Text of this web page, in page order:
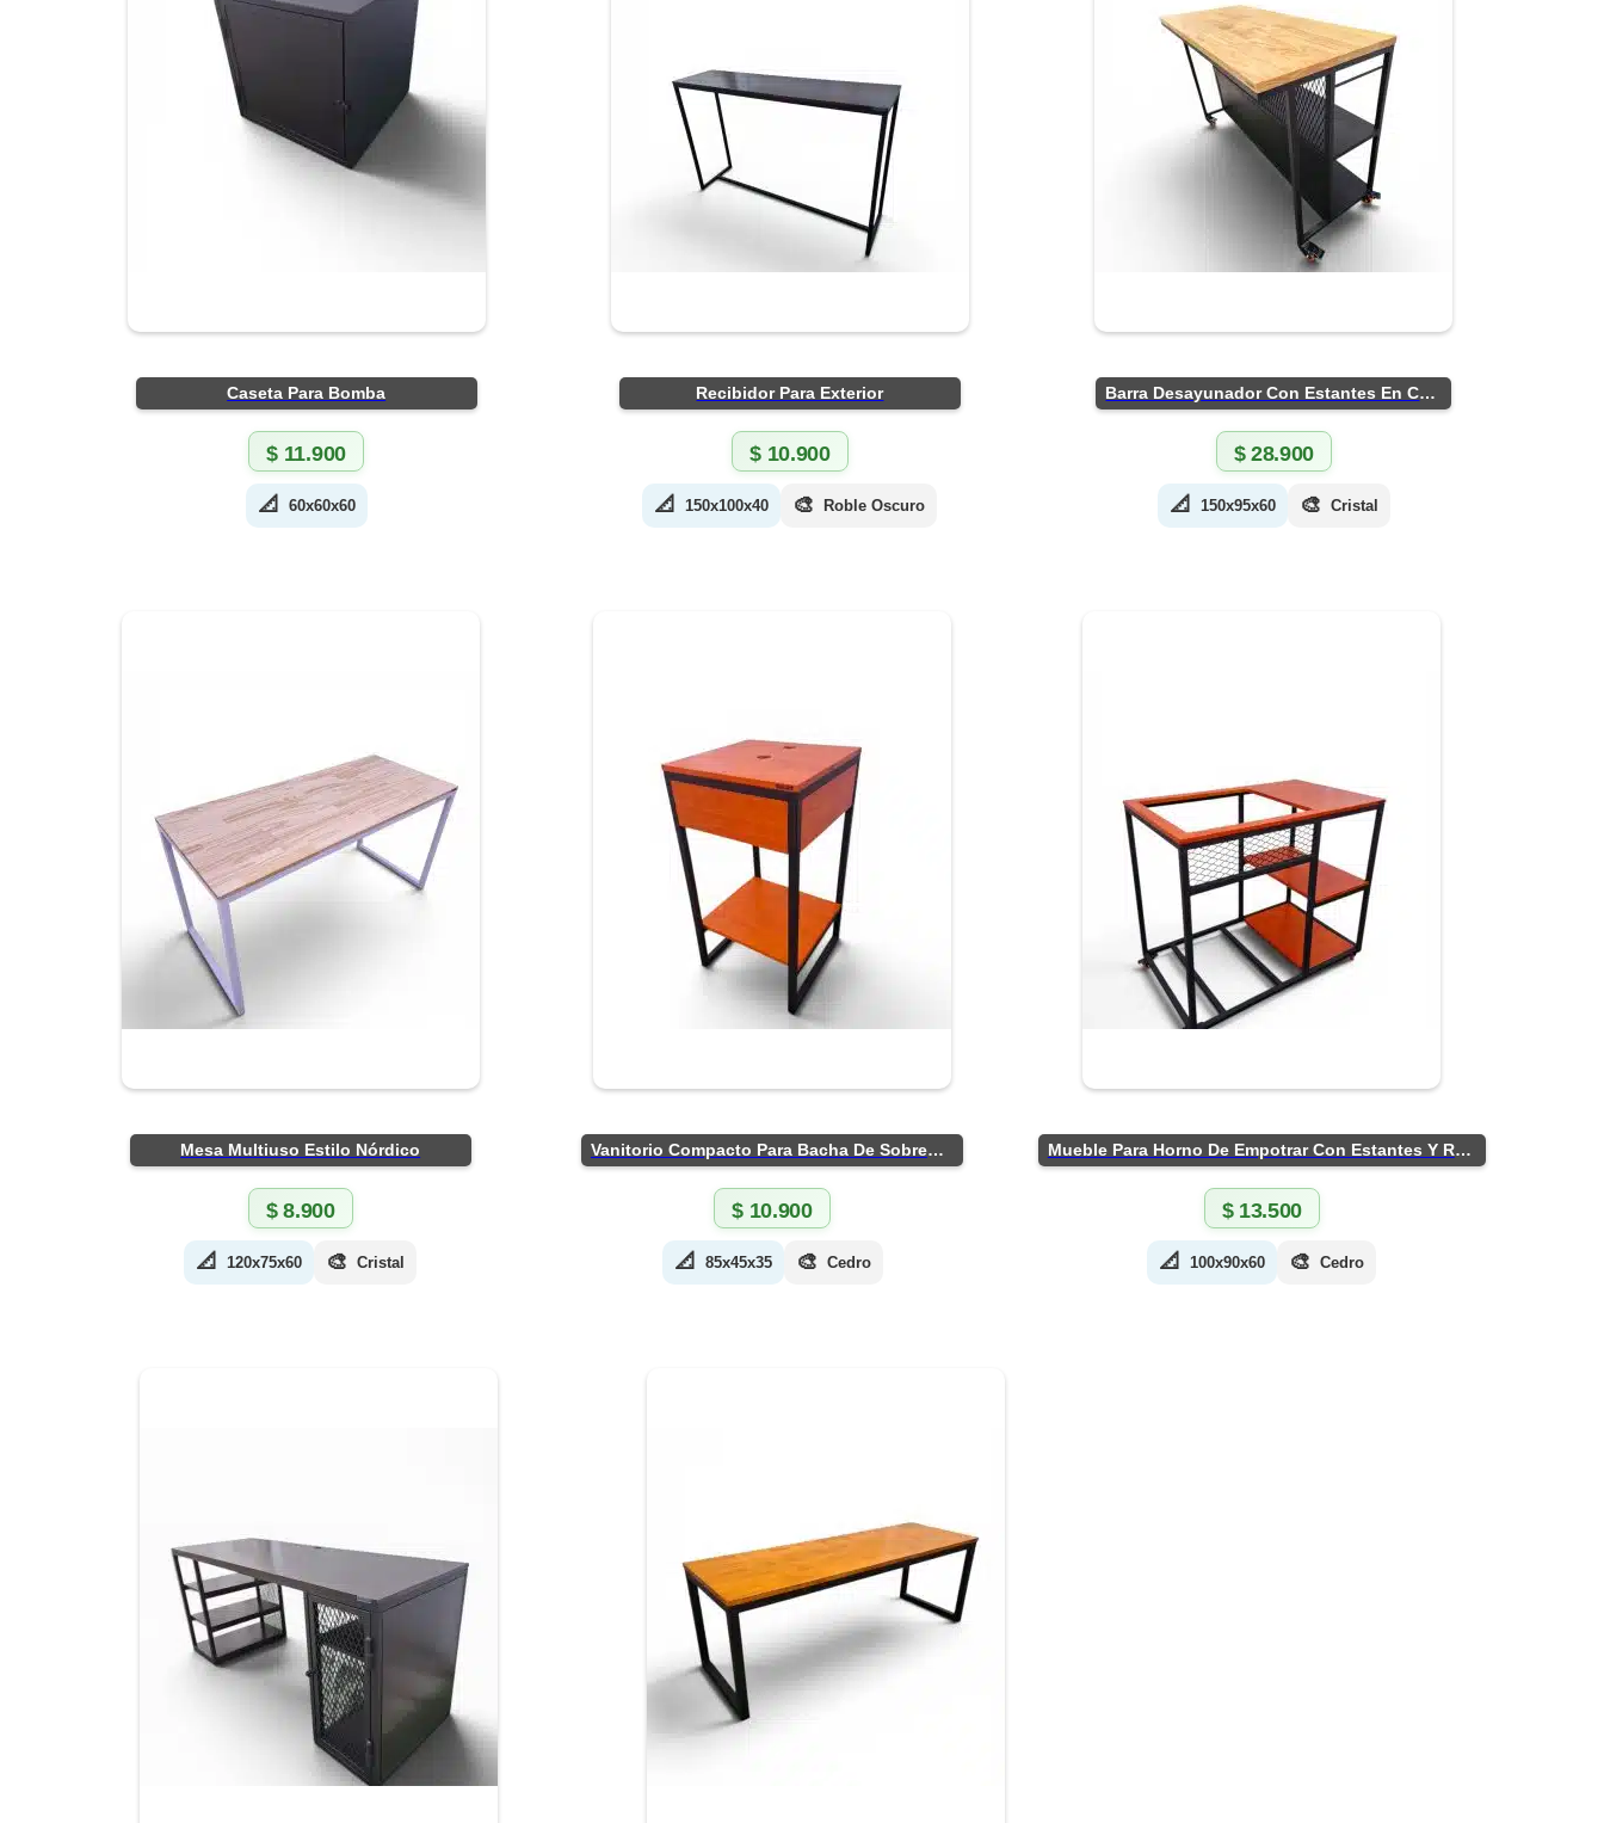
Caseta Para Bomba
$ 11.900
📐 60x60x60
Recibidor Para Exterior
$10.900
📐 150x100x40 🎨 Roble Oscuro
Barra Desayunador Con Estantes En Chapa
$28.900
📐 150x95x60 🎨 Cristal
Mesa Multiuso Estilo Nórdico
$8.900
📐 120x75x60 🎨 Cristal
Vanitorio Compacto Para Bacha De Sobreponer
$10.900
📐 85x45x35 🎨 Cedro
Mueble Para Horno De Empotrar Con Estantes Y Ruedas
$13.500
📐 100x90x60 🎨 Cedro